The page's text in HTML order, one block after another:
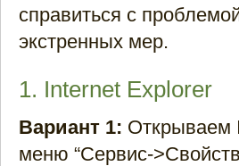
справиться с
экстренных мер.
1. Internet Explorer
Вариант 1: Открываем
меню “Сервис-